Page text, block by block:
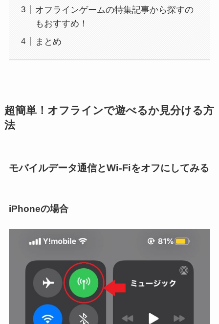
オフラインゲームの特集記事から探すの
もおすすめ！
まとめ
超簡単！オフラインで遊べるか見分ける方
法
モバイルデータ通信とWi-Fiをオフにしてみる
iPhoneの場合